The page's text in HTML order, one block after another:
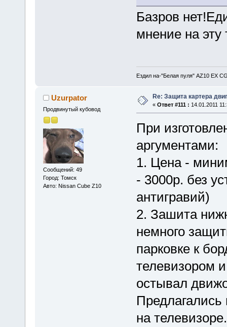
Базров
мнение на
Ездил на-"Белая пуля" AZ10 EX
Uzurpator
Продвинутый кубовод
Сообщений: 49
Город: Томск
Авто: Nissan Cube Z10
Re: Защита картера
« Ответ #111 : 14.01.2011
При
аргументами:
1. Цена -
- 3000р. без
антигравий)
2. Зашита
немного
парковке к
телевизором
остывал
на телевизоре.